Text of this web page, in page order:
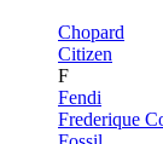
Chopard
Citizen
F
Fendi
Frederique